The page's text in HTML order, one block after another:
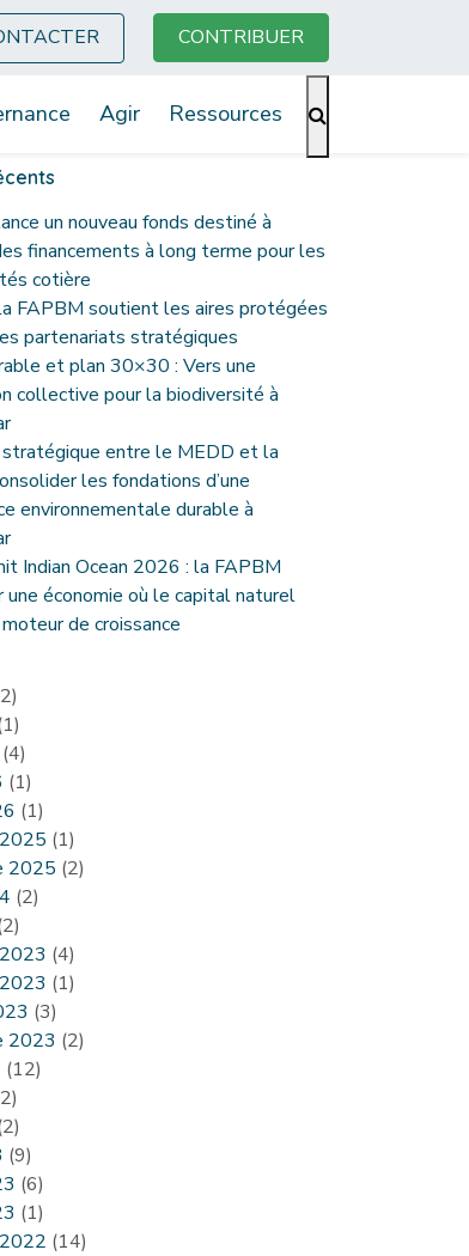
CONTRIBUER
Agir Ressources
un nouveau fonds destiné à
financements à long terme pour les
cotière
FAPBM soutient les aires protégées
partenariats stratégiques
et plan 30×30 : Vers une
collective pour la biodiversité à
stratégique entre le MEDD et la
les fondations d’une
environnementale durable à
Indian Ocean 2026 : la FAPBM
une économie où le capital naturel
de croissance
(4)
(1)
(1)
(1)
2025 (2)
(2)
(4)
(1)
(3)
2023 (2)
(12)
(9)
(6)
(1)
(14)